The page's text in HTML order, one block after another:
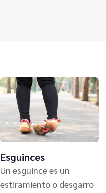
Esguinces
Un esguince es un
estiramiento o desgarro